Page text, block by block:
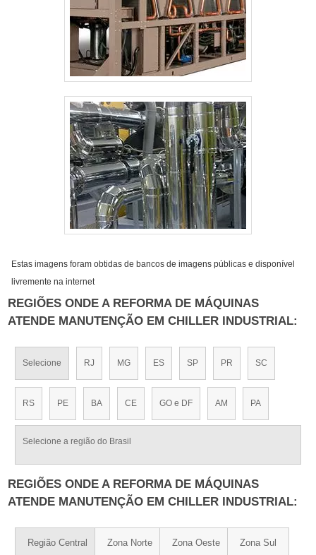
Estas imagens foram obtidas de bancos de imagens públicas e disponível
livremente na internet
REGIÕES ONDE A REFORMA DE MÁQUINAS
ATENDE MANUTENÇÃO EM CHILLER INDUSTRIAL:
Selecione RJ MG ES SP PR SC
RS PE BA CE GO e DF AM PA
Selecione a região do Brasil
REGIÕES ONDE A REFORMA DE MÁQUINAS
ATENDE MANUTENÇÃO EM CHILLER INDUSTRIAL:
Região Central Zona Norte Zona Oeste Zona Sul